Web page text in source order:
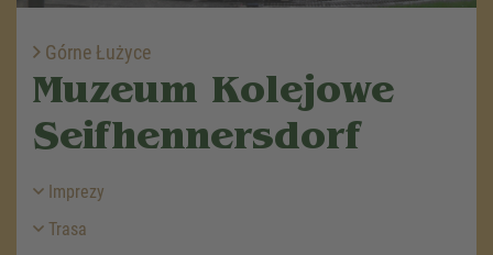
Górne Łużyce
Muzeum Kolejowe
Seifhennersdorf
Imprezy
Trasa